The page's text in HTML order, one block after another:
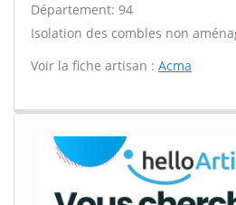
Département: 94
Isolation des combles non
Voir la fiche artisan : Acma